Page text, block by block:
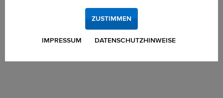
IMPRESSUM DATENSCHUTZHINWEISE
ZUSTIMMEN